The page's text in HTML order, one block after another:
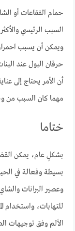
حمام الفقاعات أو
السبب الرئيسي
ويمكن أن يسبب احمرار
حرقان البول عند
أن الأمر يحتاج إلى
مهما كان السبب من
ختاما
بشكلٍ عام، يمكن
بسيطة وفعالة في
وعصير البرانات
للتهابات،
الألم وفق توجيهات